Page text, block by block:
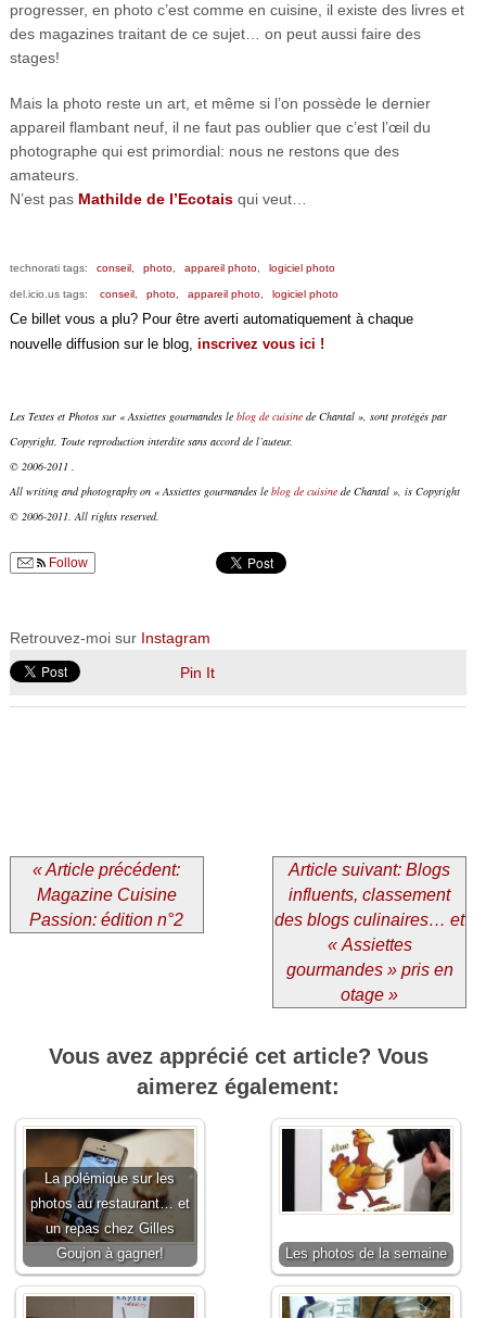
progresser, en photo c’est comme en cuisine, il existe des livres et
des magazines traitant de ce sujet… on peut aussi faire des
stages!
Mais la photo reste un art, et même si l’on possède le dernier
appareil flambant neuf, il ne faut pas oublier que c’est l’œil du
photographe qui est primordial: nous ne restons que des
amateurs.
N’est pas Mathilde de l’Ecotaisqui veut…
technorati tags: conseil, photo, appareil photo, logiciel photo
del.icio.us tags: conseil, photo, appareil photo, logiciel photo
Ce billet vous a plu? Pour être averti automatiquement à chaque
nouvelle diffusion sur le blog, inscrivez vous ici !
Les Textes et Photos sur « Assiettes gourmandes le blog de cuisinede Chantal », sont protégés par
Copyright. Toute reproduction interdite sans accord de l’auteur.
© 2006-2011 .
All writing and photography on « Assiettes gourmandes le blog de cuisinede Chantal », is Copyright
© 2006-2011. All rights reserved.
Follow
Retrouvez-moi sur Instagram
Pin It
« Article précédent:
Magazine Cuisine
Passion: édition n°2
Article suivant: Blogs
influents, classement
des blogs culinaires… et
« Assiettes
gourmandes » pris en
otage »
Vous avez apprécié cet article? Vous
aimerez également:
La polémique sur les
photos au restaurant… et
un repas chez Gilles
Goujon à gagner!
Les photos de la semaine